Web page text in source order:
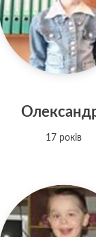
17 років